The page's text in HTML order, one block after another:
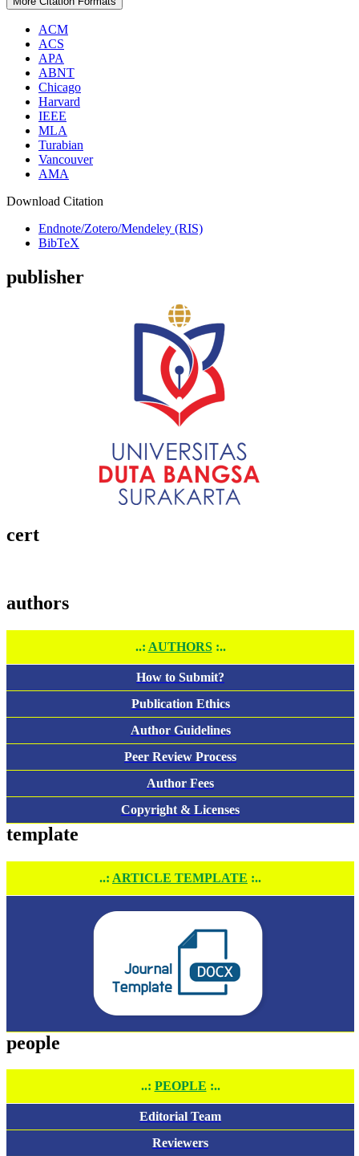
ACM
ACS
APA
ABNT
Chicago
Harvard
IEEE
MLA
Turabian
Vancouver
AMA
Download Citation
Endnote/Zotero/Mendeley (RIS)
BibTeX
publisher
cert
authors
..: AUTHORS:..
How to Submit?
Publication Ethics
Author Guidelines
Peer Review Process
Author Fees
Copyright & Licenses
template
..: ARTICLE TEMPLATE :..
people
..: PEOPLE :..
Editorial Team
Reviewers